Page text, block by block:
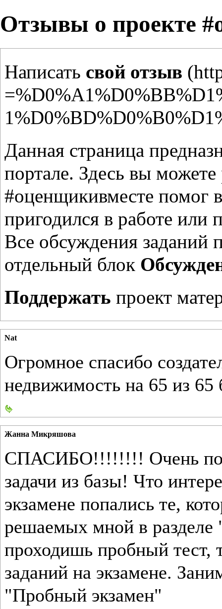
Отзывы о проекте
Написать свой отзыв
Данная страница
портале. Здесь вы можете
#оценщикивместе помог
пригодился в работе или
Все обсуждения заданий
отдельный блок
Поддержать проект
Nat
Огромное спасибо
недвижимость на 65 из 65
Жанна Микряшова
СПАСИБО!!!!!!!! Очень
задачи из базы! Что
экзамене попались те,
решаемых мной в
проходишь пробный тест,
заданий на экзамене.
"Пробный экзамен"